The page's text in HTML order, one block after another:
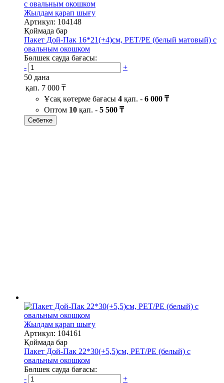
Жылдам қарап шығу
Артикул: 104148
Қоймада бар
Пакет Дой-Пак 16*21(+4)см, PET/PE (белый матовый) с
овальным окошком
Бөлшек сауда бағасы:
-
+
50 дана
қап. 7 000 ₸
Ұсақ көтерме бағасы 4 қап. - 6 000 ₸
Оптом 10 қап. - 5 500 ₸
Себетке
Жылдам қарап шығу
Артикул: 104161
Қоймада бар
Пакет Дой-Пак 22*30(+5,5)см, PET/PE (белый) с
овальным окошком
Бөлшек сауда бағасы:
-
+